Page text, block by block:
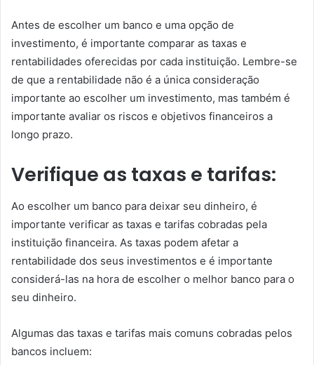
Antes de escolher um banco e uma opção de
investimento, é importante comparar as taxas e
rentabilidades oferecidas por cada instituição. Lembre-se
de que a rentabilidade não é a única consideração
importante ao escolher um investimento, mas também é
importante avaliar os riscos e objetivos financeiros a
longo prazo.
Verifique as taxas e tarifas:
Ao escolher um banco para deixar seu dinheiro, é
importante verificar as taxas e tarifas cobradas pela
instituição financeira. As taxas podem afetar a
rentabilidade dos seus investimentos e é importante
considerá-las na hora de escolher o melhor banco para o
seu dinheiro.
Algumas das taxas e tarifas mais comuns cobradas pelos
bancos incluem: